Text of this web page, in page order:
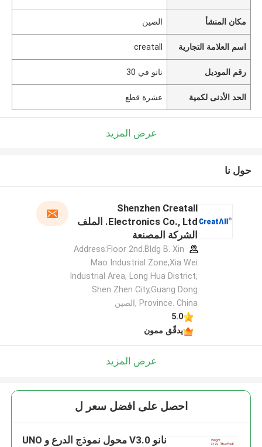
مكان المنشأ الصين
اسم العلامة التجارية creatall
رقم الموديل نانو في 30
الحد الأدنى لكمية عشرة قطع
عرض المزيد
حول نا
Shenzhen Creatall
Electronics Co., Ltd. الملف
الشركة المصنعة
Address:Floor 2nd.Bldg B. Xin
Mao Industrial Zone,Xia Wei
Industrial Area, Long Hua District,
Shen Zhen City,Guang Dong
Province. China ,الصين
5.0
يدقّق ممون
عرض المزيد
احصل على افضل سعر ل
نانو V3.0 محول نموذج الدرع و UNO